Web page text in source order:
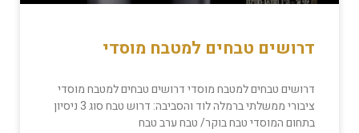
דרושים טבחים למטבח מוסדי
דרושים טבחים למטבח מוסדי דרושים טבחים למטבח מוסדי
ציבורי ממשלתי ברמלה לוד והסביבה: דרוש טבח סוג 3 ניסיון
בתחום המוסדי טבח בוקר/ טבח ערב טבח